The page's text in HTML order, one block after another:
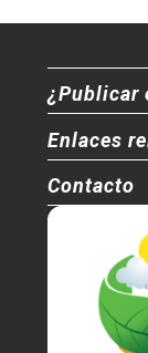
¿Publicar
Enlaces
Contacto